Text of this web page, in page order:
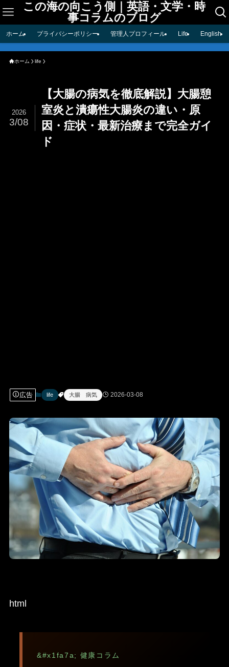
この海の向こう側｜英語・文学・時
事コラムのブログ
ホーム プライバシーポリシー 管理人プロフィール Life English
ホーム life
【大腸の病気を徹底解説】大腸憩
室炎と潰瘍性大腸炎の違い・原
因・症状・最新治療まで完全ガイ
ド
2026
3/08
広告 life 大腸 病気 2026-03-08
html